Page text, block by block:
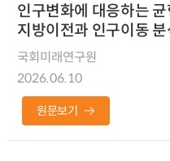
인구변화에 대응하는
지방이전과 인구이동 분
국회미래연구원
2026.06.10
원문보기